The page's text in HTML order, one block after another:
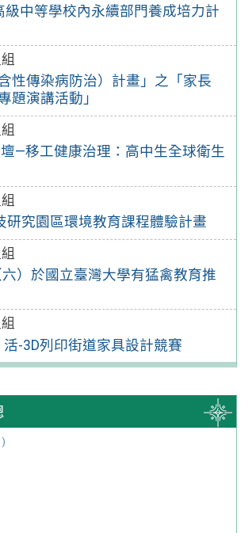
級中等學校內永續部門養成培力計
性傳染病防治）計畫」之「家長
題演講活動」
—移工健康治理：高中生全球衛生
研究園區環境教育課程體驗計畫
）於國立臺灣大學有猛禽教育推
-3D列印街道家具設計競賽